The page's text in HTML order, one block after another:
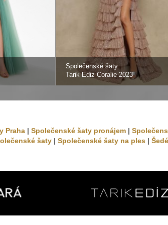
Společenské šaty
Tarik Ediz Coralie 2023
Praha | Společenské šaty pronájem |
šaty | Společenské šaty na ples |